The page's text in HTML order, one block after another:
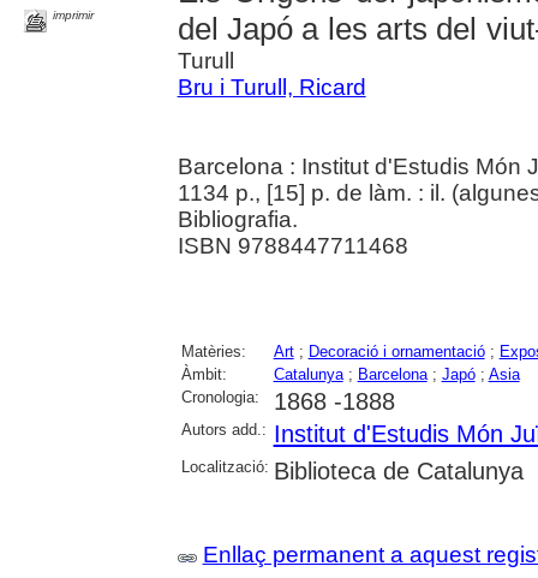
imprimir
del Japó a les arts del
Turull
Bru i Turull, Ricard
Barcelona : Institut d'Estudis Món
1134 p., [15] p. de làm. : il.
Bibliografia.
ISBN 9788447711468
Matèries: Art; Decoració i ornamentació;
Àmbit:
Catalunya; Barcelona; Japó; Asia
Cronologia:
1868 -1888
Autors add.: Institut d'Estudis Món
Localització: Biblioteca de Catalunya
Enllaç permanent a aquest